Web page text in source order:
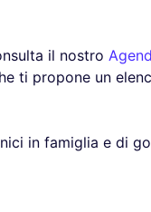
il nostro
ti propone un
in famiglia e di